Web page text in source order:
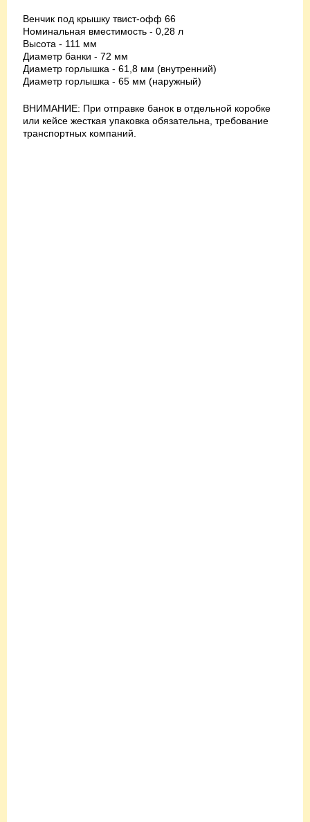
Венчик под крышку твист-офф 66
Номинальная вместимость - 0,28 л
Высота - 111 мм
Диаметр банки - 72 мм
Диаметр горлышка - 61,8 мм (внутренний)
Диаметр горлышка - 65 мм (наружный)
ВНИМАНИЕ: При отправке банок в отдельной коробке
или кейсе жесткая упаковка обязательна, требование
транспортных компаний.